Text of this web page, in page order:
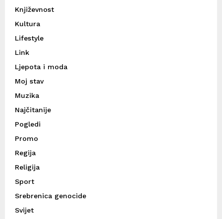
Književnost
Kultura
Lifestyle
Link
Ljepota i moda
Moj stav
Muzika
Najčitanije
Pogledi
Promo
Regija
Religija
Sport
Srebrenica genocide
Svijet